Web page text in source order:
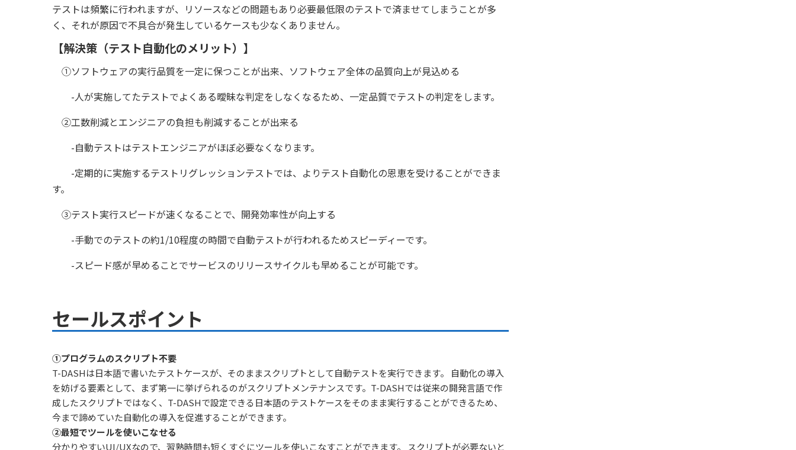
テストは頻繁に行われますが、リソースなどの問題もあり必要最低限のテストで済ませてしまうことが多
く、それが原因で不具合が発生しているケースも少なくありません。
【解決策（テスト自動化のメリット）】
①ソフトウェアの実行品質を一定に保つことが出来、ソフトウェア全体の品質向上が見込める
-人が実施してたテストでよくある曖昧な判定をしなくなるため、一定品質でテストの判定をします。
②工数削減とエンジニアの負担も削減することが出来る
-自動テストはテストエンジニアがほぼ必要なくなります。
-定期的に実施するテストリグレッションテストでは、よりテスト自動化の恩恵を受けることができま
す。
③テスト実行スピードが速くなることで、開発効率性が向上する
-手動でのテストの約1/10程度の時間で自動テストが行われるためスピーディーです。
-スピード感が早めることでサービスのリリースサイクルも早めることが可能です。
セールスポイント
①プログラムのスクリプト不要
T-DASHは日本語で書いたテストケースが、そのままスクリプトとして自動テストを実行できます。 自動化の導入
を妨げる要素として、まず第一に挙げられるのがスクリプトメンテナンスです。T-DASHでは従来の開発言語で作
成したスクリプトではなく、T-DASHで設定できる日本語のテストケースをそのまま実行することができるため、
今まで諦めていた自動化の導入を促進することができます。
②最短でツールを使いこなせる
分かりやすいUI/UXなので、習熟時間も短くすぐにツールを使いこなすことができます。 スクリプトが必要ないと